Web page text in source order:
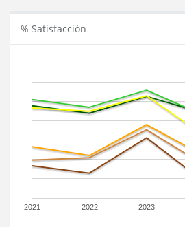
% Satisfacción
2021 2022 2023